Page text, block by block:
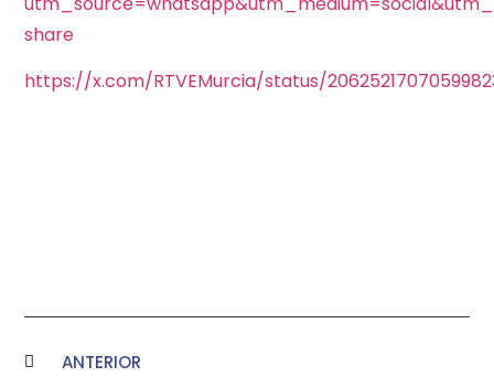
share
https://x.com/RTVEMurcia/status/
ANTERIOR